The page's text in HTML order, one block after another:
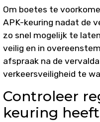
Om boetes te
APK-keuring nadat de
zo snel mogelijk te
veilig en in
afspraak na de
verkeersveiligheid te
Controleer
keuring